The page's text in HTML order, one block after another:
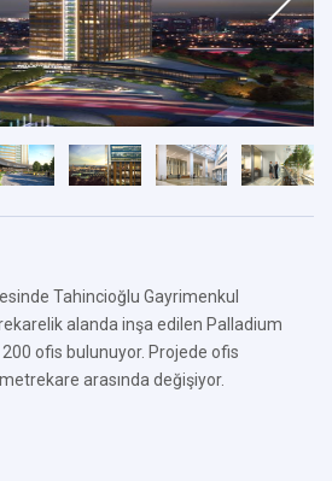
Tahincioğlu Gayrimenkul
alanda inşa edilen Palladium
ofis bulunuyor. Projede ofis
arasında değişiyor.